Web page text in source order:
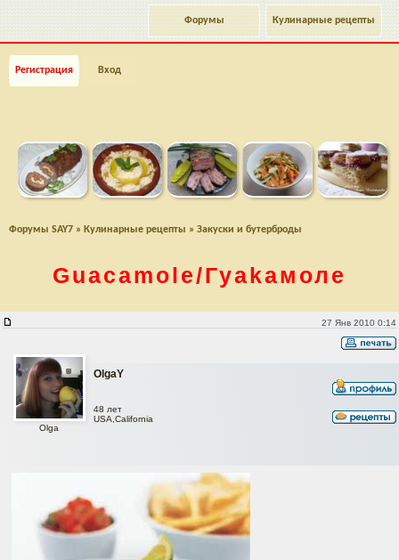
Кулинарные рецепты
Форумы
Регистрация Вход
Форумы SAY7 » Кулинарные рецепты » Закуски и бутерброды
Guacamole/Гуаkамоле
27 Янв 2010 0:14
OlgaY
Olga
48 лет
USA,California